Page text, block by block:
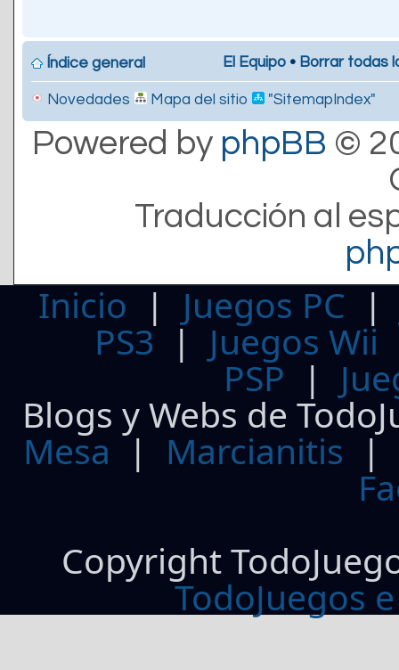
Índice general El Equipo • Borrar todas
Novedades Mapa del sitio "SitemapIndex"
Powered by phpBB ©
Traducción al
Inicio | Juegos PC
PS3| Juegos Wii
PSP |
Blogs y Webs de
Mesa | Marcianitis |
Copyright
TodoJuegos